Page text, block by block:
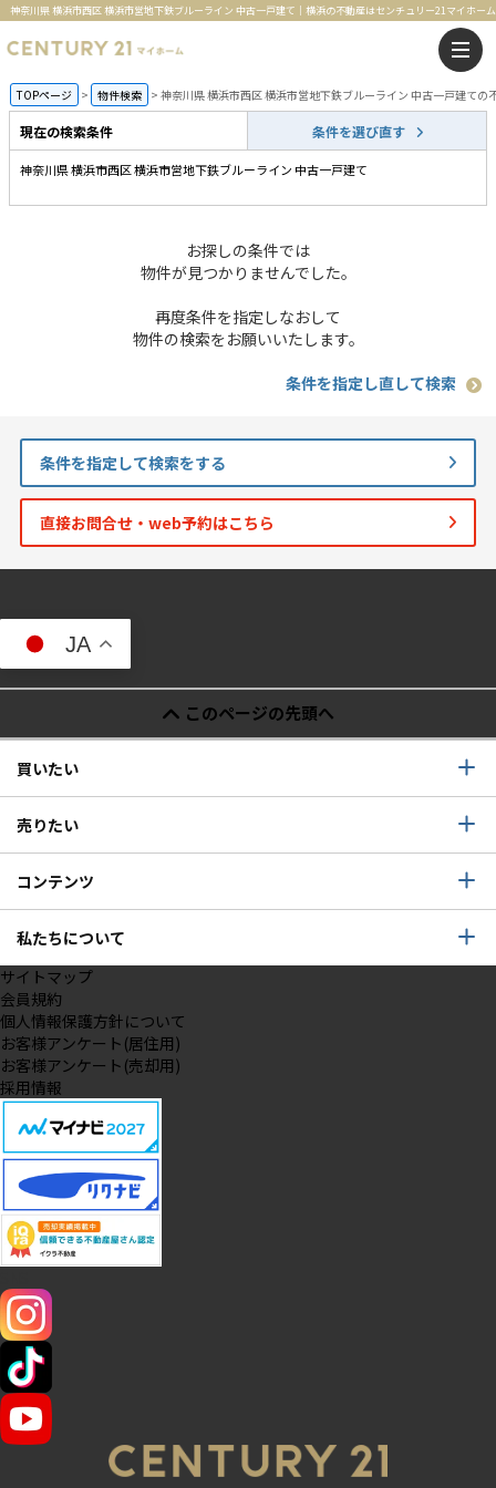
神奈川県 横浜市西区 横浜市営地下鉄ブルーライン 中古一戸建て｜横浜の不動産はセンチュリー21マイホーム
TOPページ 物件検索 神奈川県 横浜市西区 横浜市営地下鉄ブルーライン 中古一戸建ての
現在の検索条件 条件を選び直す
神奈川県 横浜市西区 横浜市営地下鉄ブルーライン 中古一戸建て
お探しの条件では
物件が見つかりませんでした。
再度条件を指定しなおして
物件の検索をお願いいたします。
条件を指定し直して検索
条件を指定して検索をする
直接お問合せ・web予約はこちら
JA
このページの先頭へ
買いたい
売りたい
コンテンツ
私たちについて
サイトマップ
会員規約
個人情報保護方針について
お客様アンケート(居住用)
お客様アンケート(売却用)
採用情報